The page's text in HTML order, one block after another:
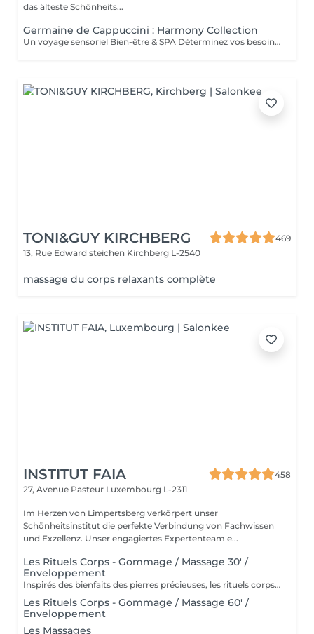
das älteste Schönheits...
Germaine de Cappuccini : Harmony Collection
Un voyage sensoriel Bien-être & SPA Déterminez vos besoins à l'aide des 4 huiles essentielles ACTIMOOD.Pure sensation- Balance sensation- Zen sensation- Power sensation Exfoliation du corps -massage du corps- massage du cuir chevelu si souhaité- Laissez-vous emporter dans un voyage sensoriel grâce à un soin corporel adapté à vos besoins.
TONI&GUY KIRCHBERG
469
13, Rue Edward steichen Kirchberg L-2540
massage du corps relaxants complète
INSTITUT FAIA
458
27, Avenue Pasteur Luxembourg L-2311
Im Herzen von Limpertsberg verkörpert unser
Schönheitsinstitut die perfekte Verbindung von Fachwissen
und Exzellenz. Unser engagiertes Expertenteam e...
Les Rituels Corps - Gommage / Massage 30' /
Enveloppement
Inspirés des bienfaits des pierres précieuses, les rituels corps Gemology associent techniques de massage expertes et actifs minéraux pour offrir un moment de détente absolue. Chaque soin est conçu pour rééquilibrer, hydrater, raffermir ou détoxifier la peau, tout en apaisant le corps et l'esprit. Une expérience sensorielle unique, où luxe et efficacité se rencontrent pour révéler l'éclat naturel de votre peau.
Les Rituels Corps - Gommage / Massage 60' /
Enveloppement
Les Massages